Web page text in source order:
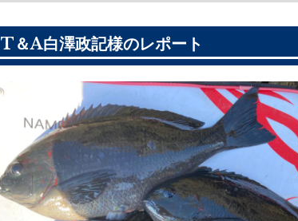
T＆A白澤政記様のレポート